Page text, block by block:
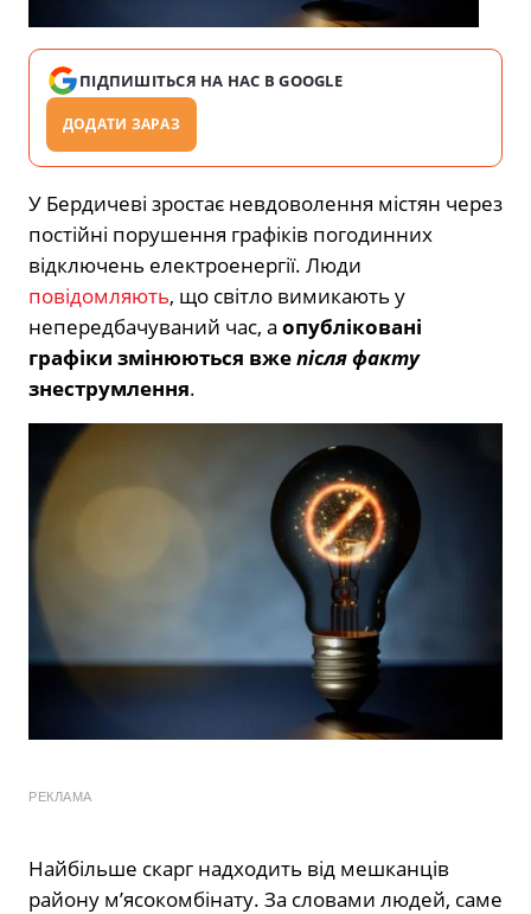
ПІДПИШІТЬСЯ НА НАС В GOOGLE
ДОДАТИ ЗАРАЗ
У Бердичеві зростає невдоволення містян через
постійні порушення графіків погодинних
відключень електроенергії. Люди
повідомляють, що світло вимикають у
непередбачуваний час, а опубліковані
графіки змінюються вжепісля факту
знеструмлення.
РЕКЛАМА
Найбільше скарг надходить від мешканців
району м’ясокомбінату. За словами людей, саме